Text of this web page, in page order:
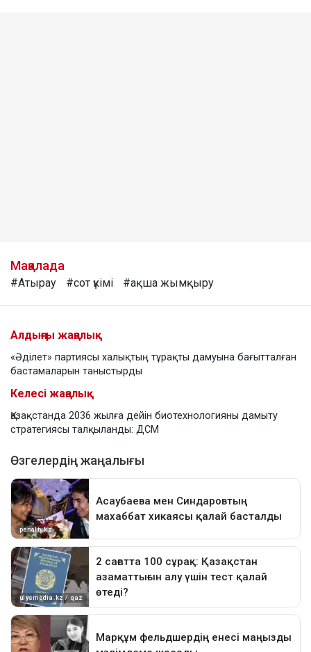
Мақалада
#Атырау #сот үкімі #ақша жымқыру
Алдыңғы жаңалық
«Әділет» партиясы халықтың тұрақты дамуына бағытталған
бастамаларын таныстырды
Келесі жаңалық
Қазақстанда 2036 жылға дейін биотехнологияны дамыту
стратегиясы талқыланды: ДСМ